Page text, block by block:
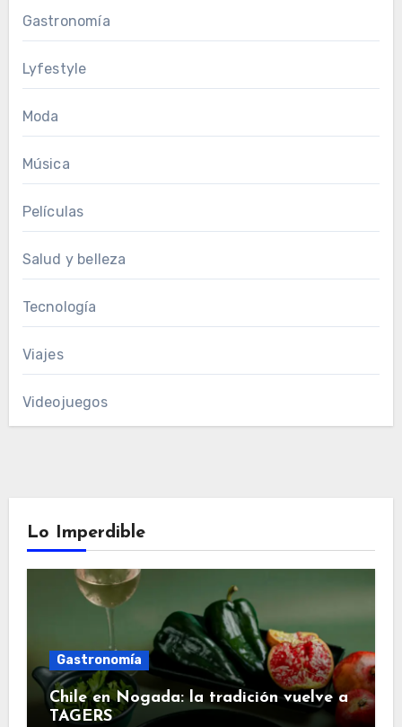
Gastronomía
Lyfestyle
Moda
Música
Películas
Salud y belleza
Tecnología
Viajes
Videojuegos
Lo Imperdible
Gastronomía
Chile en Nogada: la tradición vuelve a
TAGERS